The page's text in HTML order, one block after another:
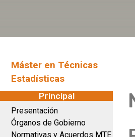
Máster en Técnicas
Estadísticas
Principal
Presentación
Órganos de Gobierno
Normativas y Acuerdos MTE